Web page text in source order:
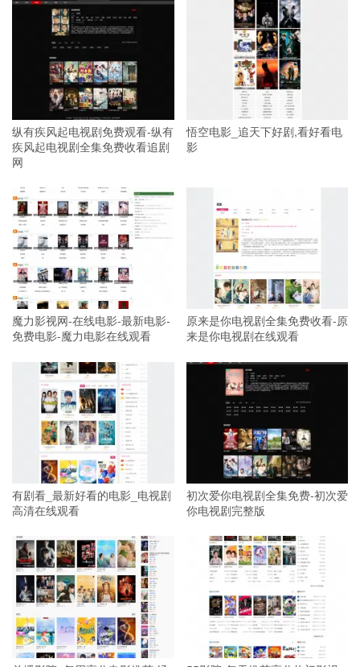
纵有疾风起电视剧免费观看-纵有
疾风起电视剧全集免费收看追剧
网
悟空电影_追天下好剧,看好看电
影
魔力影视网-在线电影-最新电影-
免费电影-魔力电影在线观看
原来是你电视剧全集免费收看-原
来是你电视剧在线观看
有剧看_最新好看的电影_电视剧
高清在线观看
初次爱你电视剧全集免费-初次爱
你电视剧完整版